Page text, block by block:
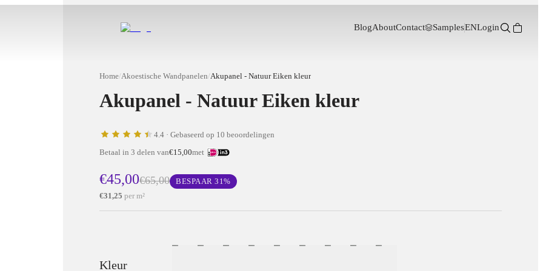
BlogAboutContact SamplesENLogin
Home/Akoestische Wandpanelen/Akupanel - Natuur Eiken kleur
Akupanel - Natuur Eiken kleur
4.4 · Gebaseerd op 10 beoordelingen
Betaal in 3 delen van€15,00met
€45,00€65,00 BESPAAR31%
€31,25 per m²
Kleur